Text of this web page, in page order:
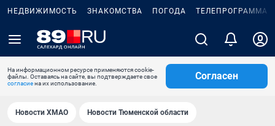
НЕДВИЖИМОСТЬ ЗНАКОМСТВА ПОГОДА ТЕЛЕПРОГРАММА
На информационном ресурсе применяются cookie-
файлы. Оставаясь на сайте, вы подтверждаете свое
согласиена их использование.
Согласен
Новости ХМАО Новости Тюменской области